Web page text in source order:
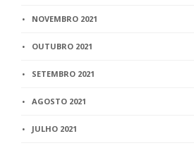
NOVEMBRO 2021
OUTUBRO 2021
SETEMBRO 2021
AGOSTO 2021
JULHO 2021